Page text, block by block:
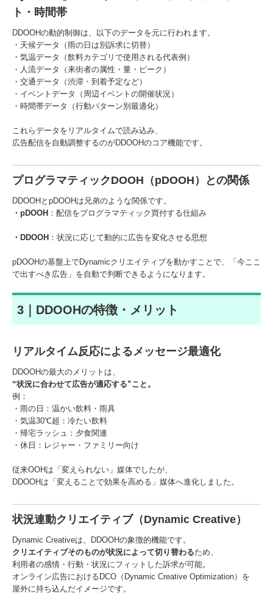
ト・時間帯
DDOOHの動的制御は、以下のデータを元に行われます。
・天候データ（雨の日は別訴求に切替）
・気温データ（飲料カテゴリで使用される代表例）
・人流データ（来街者の属性・量・ピーク）
・交通データ（渋滞・到着予定など）
・イベントデータ（周辺イベントの開催状況）
・時間帯データ（行動パターン別最適化）
これらデータをリアルタイムで読み込み、
広告配信を自動調整するのがDDOOHのコア機能です。
プログラマティックDOOH（pDOOH）との関係
DDOOHとpDOOHは兄弟のような関係です。
・pDOOH ：配信をプログラマティック買付する仕組み
・DDOOH ：状況に応じて動的に広告を変化させる思想
pDOOHの基盤上でDynamicクリエイティブを動かすことで、「今ここ
で出すべき広告」を自動で判断できるようになります。
3｜DDOOHの特徴・メリット
リアルタイム反応によるメッセージ最適化
DDOOHの最大のメリットは、
“状況に合わせて広告が適応する”こと。
例：
・雨の日：温かい飲料・雨具
・気温30℃超：冷たい飲料
・帰宅ラッシュ：夕食関連
・休日：レジャー・ファミリー向け
従来OOHは「変えられない」媒体でしたが、
DDOOHは「変えることで効果を高める」媒体へ進化しました。
状況連動クリエイティブ（Dynamic Creative）
Dynamic Creativeは、DDOOHの象徴的機能です。
クリエイティブそのものが状況によって切り替わるため、
利用者の感情・行動・状況にフィットした訴求が可能。
オンライン広告におけるDCO（Dynamic Creative Optimization）を
屋外に持ち込んだイメージです。